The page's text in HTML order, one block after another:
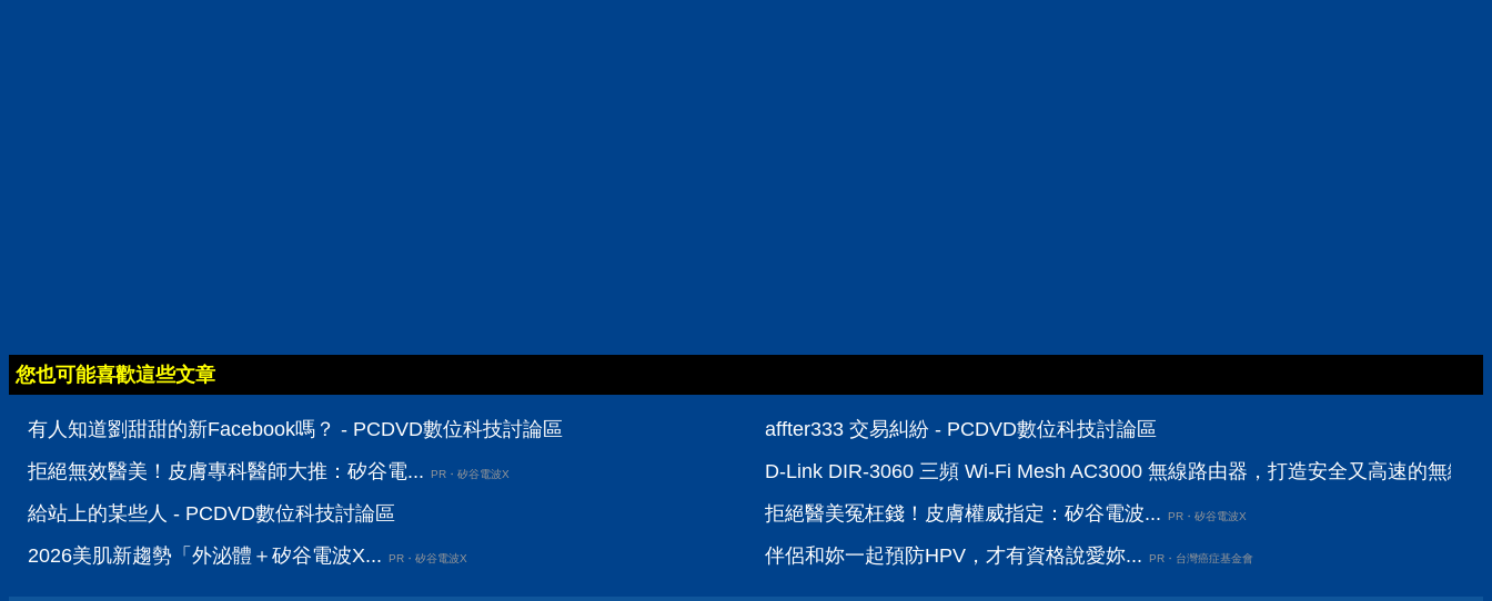
您也可能喜歡這些文章
有人知道劉甜甜的新Facebook嗎？ - PCDVD數位科技討論區
拒絕無效醫美！皮膚專科醫師大推：矽谷電...
PR・矽谷電波X
給站上的某些人 - PCDVD數位科技討論區
2026美肌新趨勢「外泌體＋矽谷電波X...
PR・矽谷電波X
affter333 交易糾紛 - PCDVD數位科技討論區
D-Link DIR-3060 三頻 Wi-Fi Mesh AC3000 無線路由器，打造安全又高速的無縫
拒絕醫美冤枉錢！皮膚權威指定：矽谷電波...
PR・矽谷電波X
伴侶和妳一起預防HPV，才有資格說愛妳... PR・台灣癌症基金會